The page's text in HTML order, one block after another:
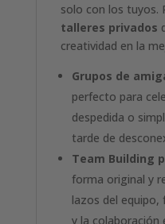
solo con los tuyos.
talleres privados
creatividad en la
Grupos de
perfecto para
despedida o
tarde de
Team Building
forma original y
lazos del equipo,
y la colaboración